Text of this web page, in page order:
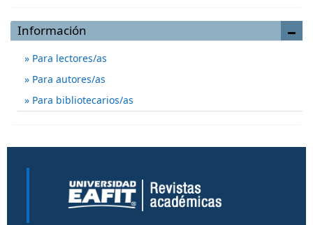
Información
Para lectores/as
Para autores/as
Para bibliotecarios/as